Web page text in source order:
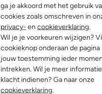
ga je akkoord met het gebruik
cookies zoals omschreven in
privacy- en cookieverklaring
Wil je je voorkeuren wijzigen?
cookieknop onderaan de pagina
jouw toestemming ieder
intrekken. Wil je meer
klacht indienen? Ga naar onze
cookieverklaring